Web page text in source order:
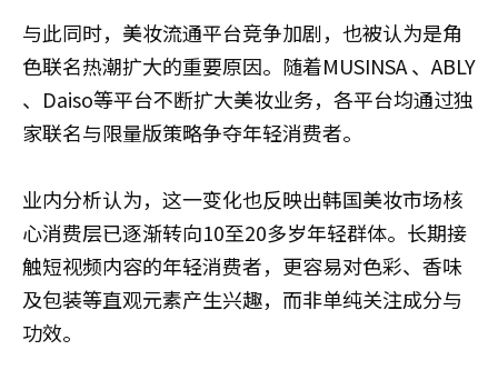
与此同时，美妆流通平台竞争加剧，也被认为是角
色联名热潮扩大的重要原因。随着MUSINSA 、ABLY
、Daiso等平台不断扩大美妆业务，各平台均通过独
家联名与限量版策略争夺年轻消费者。
业内分析认为，这一变化也反映出韩国美妆市场核
心消费层已逐渐转向10至20多岁年轻群体。长期接
触短视频内容的年轻消费者，更容易对色彩、香味
及包装等直观元素产生兴趣，而非单纯关注成分与
功效。